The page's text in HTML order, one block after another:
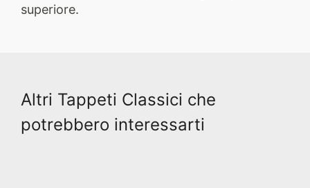
superiore.
Altri Tappeti Classici che
potrebbero interessarti